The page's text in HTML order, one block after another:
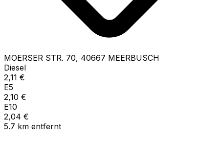
MOERSER STR. 70, 40667 MEERBUSCH
Diesel
2,11 €
E5
2,10 €
E10
2,04 €
5.7 km entfernt